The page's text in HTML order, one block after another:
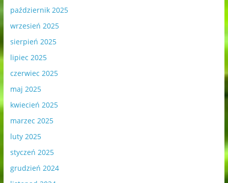
październik 2025
wrzesień 2025
sierpień 2025
lipiec 2025
czerwiec 2025
maj 2025
kwiecień 2025
marzec 2025
luty 2025
styczeń 2025
grudzień 2024